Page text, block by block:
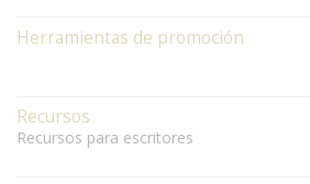
Herramientas de promoción
Recursos
Recursos para escritores